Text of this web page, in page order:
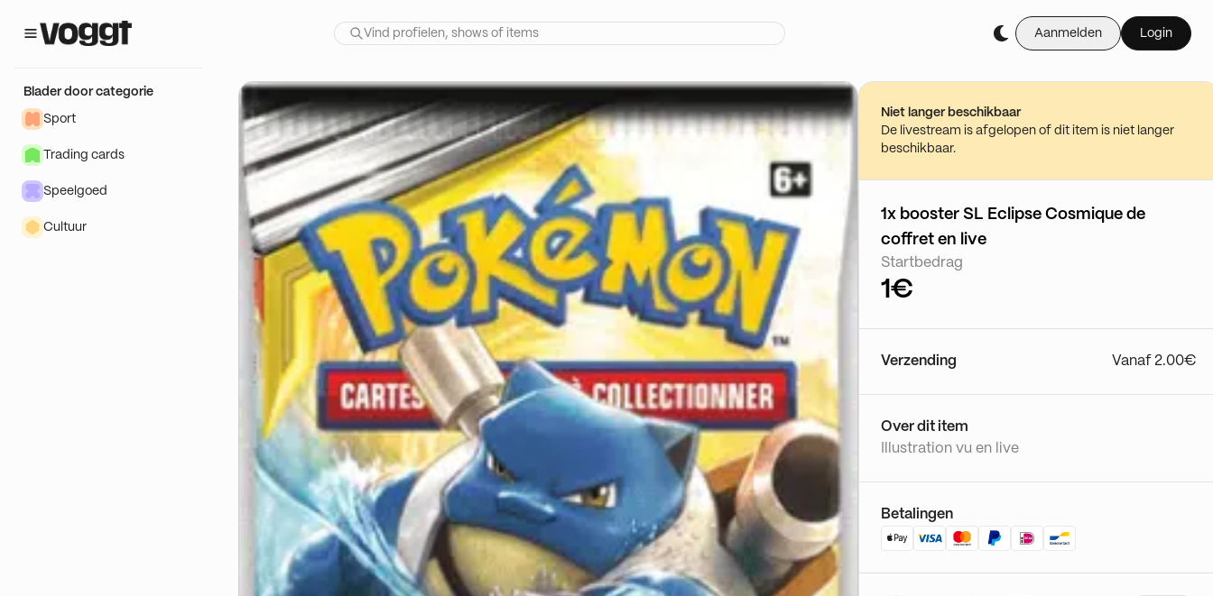
Aanmelden Login
Blader door categorie
Sport
Trading cards
Speelgoed
Cultuur
Koop het live tijdens
08/05 - 18:30
Niet langer beschikbaar
De livestream is afgelopen of dit item is niet langer
beschikbaar.
1x booster SL Eclipse Cosmique de
coffret en live
Startbedrag
1€
Verzending Vanaf 2.00€
Over dit item
Illustration vu en live
Betalingen